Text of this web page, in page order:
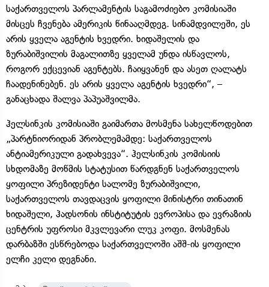
საქართველოს პარლამენტის საგამოძიებო კომისიაში
მისცეს ჩვენება ამერიკის წინააღმდეგ. სინამდვილეში, ეს
არის ყველა აგენტის ხვედრი. ხიდაშელის და
ზურაბიშვილის მაგალითზე ყველამ უნდა ისწავლოს,
როგორ ექცევიან აგენტებს. ჩაიყვანენ და ასეთ ღალატს
ჩაადენინებენ. ეს არის ყველა აგენტის ხვედრი“, –
განაცხადა შალვა პაპუაშვილმა.
ჰელსინკის კომისიაში გაიმართა მოსმენა სახელწოდებით
„პარტნიორიდან პრობლემამდე: საქართველოს
ანტიამერიკული გადახვევა“. ჰელსინკის კომისიის
სხდომაზე მოწმის სტატუსით წარდგნენ საქართველოს
ყოფილი პრეზიდენტი სალომე ზურაბიშვილი,
საქართველოს თავდაცვის ყოფილი მინისტრი თინათინ
ხიდაშელი, ჰადსონის ინსტიტუტის ევროპისა და ევრაზიის
ცენტრის უფროსი მკვლევარი ლუკ კოფი. მოსმენას
დარბაზში ესწრებოდა საქართველოში აშშ-ის ყოფილი
ელჩი კელი დეგნანი.